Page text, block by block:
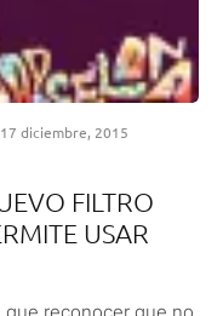
17 diciembre, 2015
FILTRO
USAR